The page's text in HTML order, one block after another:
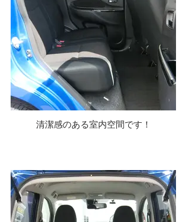
清潔感のある室内空間です！